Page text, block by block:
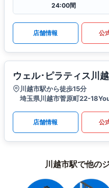
24:00間
店舗情報 公
ウェル･ピラティス川
川越市駅から徒歩15分
埼玉県川越市菅原町22-
店舗情報 公
川越市駅で他の